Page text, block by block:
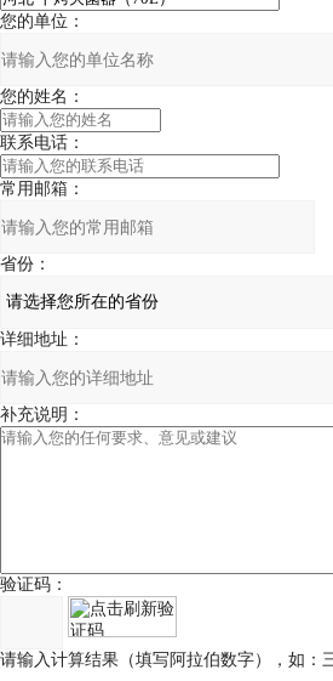
您的单位：
您的姓名：
联系电话：
常用邮箱：
省份：
详细地址：
补充说明：
验证码：
请输入计算结果（填写阿拉伯数字），如：